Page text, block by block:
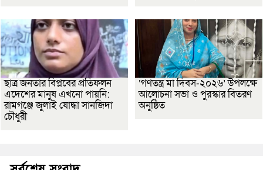
ছাত্র জনতার বিপ্লবের প্রতিফলন
এদেশের মানুষ এখনো পায়নি:
রামগঞ্জে জুলাই যোদ্ধা সানজিদা
চৌধুরী
‘গণতন্ত্র মা দিবস-২০২৬’ উপলক্ষে
আলোচনা সভা ও পুরস্কার বিতরণ
অনুষ্ঠিত